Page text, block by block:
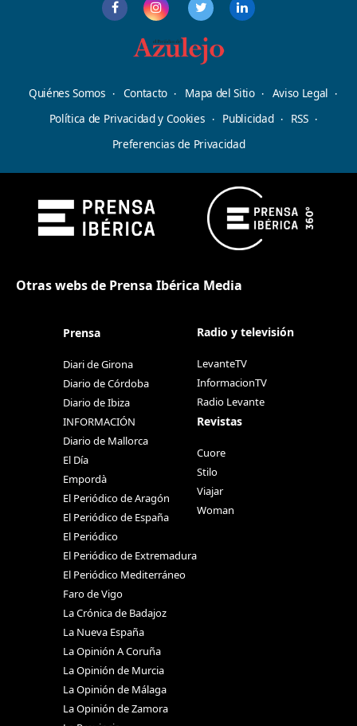
Quiénes Somos Contacto Mapa del Sitio
Aviso Legal
Política de Privacidad y Cookies
Publicidad
RSS
Preferencias de Privacidad
Otras webs de Prensa Ibérica Media
Prensa
Diari de Girona
Diario de Córdoba
Diario de Ibiza
INFORMACIÓN
Diario de Mallorca
El Día
Empordà
El Periódico de Aragón
El Periódico de España
El Periódico
El Periódico de Extremadura
El Periódico Mediterráneo
Faro de Vigo
La Crónica de Badajoz
La Nueva España
La Opinión A Coruña
La Opinión de Murcia
La Opinión de Málaga
La Opinión de Zamora
Radio y televisión
LevanteTV
InformacionTV
Radio Levante
Revistas
Cuore
Stilo
Viajar
Woman